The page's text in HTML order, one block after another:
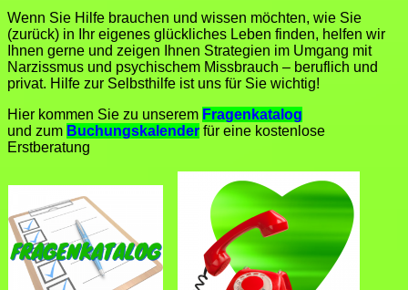
Wenn Sie Hilfe brauchen und wissen möchten, wie Sie
(zurück) in Ihr eigenes glückliches Leben finden, helfen wir
Ihnen gerne und zeigen Ihnen Strategien im Umgang mit
Narzissmus und psychischem Missbrauch – beruflich und
privat. Hilfe zur Selbsthilfe ist uns für Sie wichtig!
Hier kommen Sie zu unserem Fragenkatalog
und zum Buchungskalender für eine kostenlose
Erstberatung